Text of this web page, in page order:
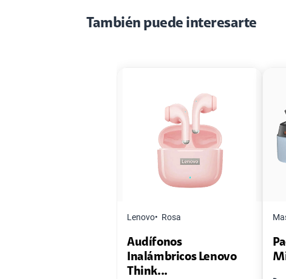
También puede interesarte
Lenovo Rosa
Audífonos
Inalámbricos Lenovo
Think...